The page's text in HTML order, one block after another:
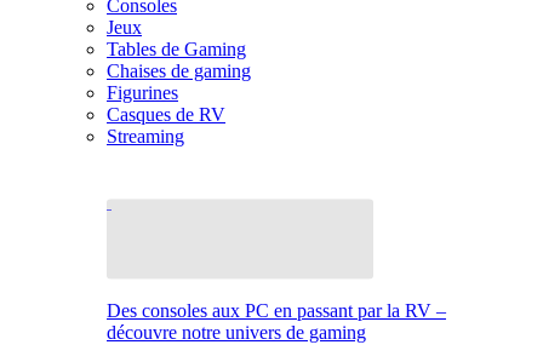
Consoles
Jeux
Tables de Gaming
Chaises de gaming
Figurines
Casques de RV
Streaming
Des consoles aux PC en passant par la RV –
découvre notre univers de gaming